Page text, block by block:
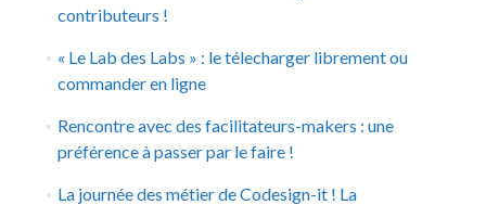
contributeurs !
« Le Lab des Labs » : le télecharger librement ou
commander en ligne
Rencontre avec des facilitateurs-makers : une
préférence à passer par le faire !
La journée des métier de Codesign-it ! La